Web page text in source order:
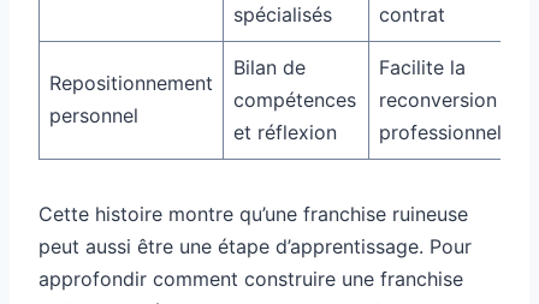
spécialisés
contrat
Repositionnement
personnel
Bilan de
compétences
et réflexion
Facilite la
reconversion
professionnelle
Cette histoire montre qu’une franchise ruineuse
peut aussi être une étape d’apprentissage. Pour
approfondir comment construire une franchise